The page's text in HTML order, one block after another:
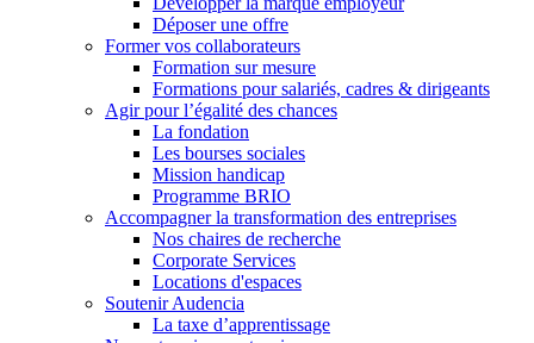
Déposer une offre
Former vos collaborateurs
Formation sur mesure
Formations pour salariés, cadres & dirigeants
Agir pour l’égalité des chances
La fondation
Les bourses sociales
Mission handicap
Programme BRIO
Accompagner la transformation des entreprises
Nos chaires de recherche
Corporate Services
Locations d'espaces
Soutenir Audencia
La taxe d’apprentissage